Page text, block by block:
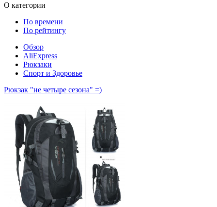
О категории
По времени
По рейтингу
Обзор
AliExpress
Рюкзаки
Спорт и Здоровье
Рюкзак "не четыре сезона" =)